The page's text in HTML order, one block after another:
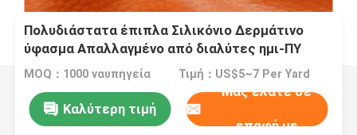
Πολυδιάστατα έπιπλα Σιλικόνιο Δερμάτινο
ύφασμα Απαλλαγμένο από διαλύτες ημι-ΠΥ
δέρμα
MOQ：1000 ναυπηγεία Τιμή：US$5~7 Per Yard
Καλύτερη τιμή
Μας ελάτε σε
επαφή με